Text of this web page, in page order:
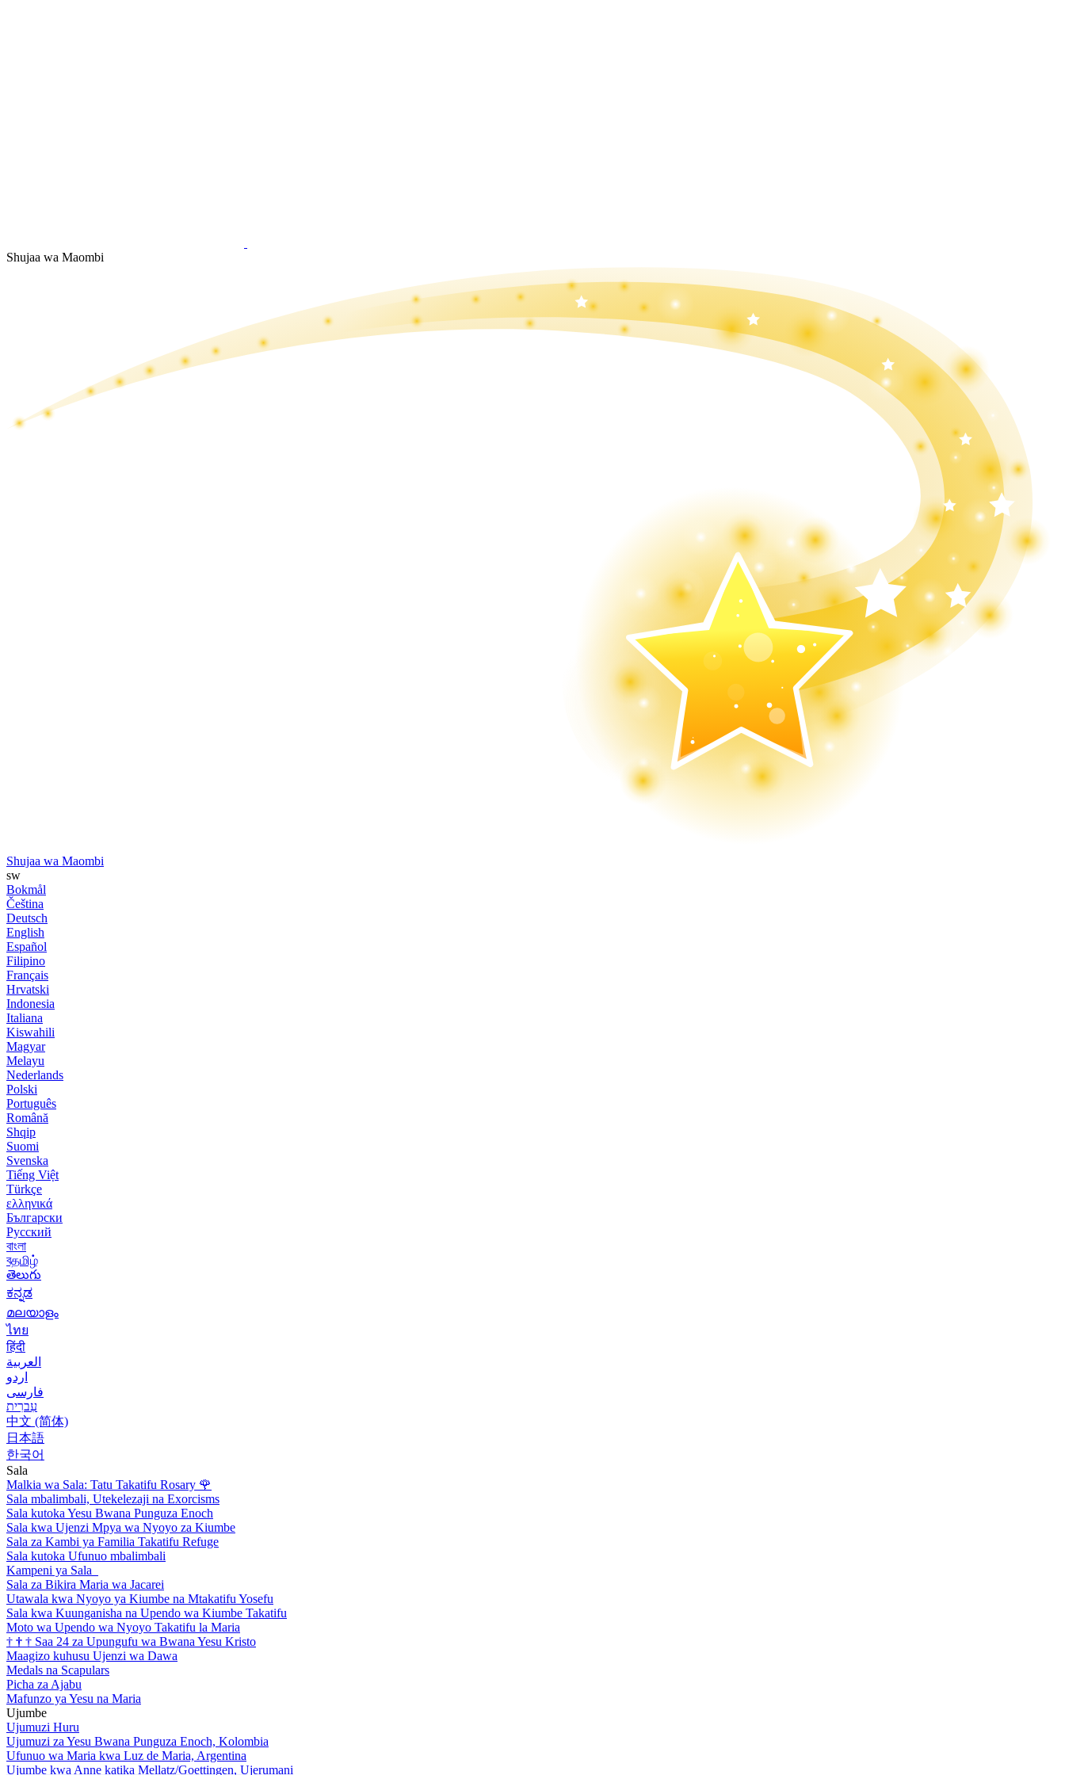
Shujaa wa Maombi
Shujaa wa Maombi
sw
Bokmål
Čeština
Deutsch
English
Español
Filipino
Français
Hrvatski
Indonesia
Italiana
Kiswahili
Magyar
Melayu
Nederlands
Polski
Português
Română
Shqip
Suomi
Svenska
Tiếng Việt
Türkçe
ελληνικά
Български
Русский
বাংলা
বதமிழ்
తెలుగు
ಕನ್ನಡ
മലയാളം
ไทย
हिंदी
العربية
اردو
فارسی
עִברִית
中文 (简体)
日本語
한국어
Sala
Malkia wa Sala: Tatu Takatifu Rosary 🌹
Sala mbalimbali, Utekelezaji na Exorcisms
Sala kutoka Yesu Bwana Punguza Enoch
Sala kwa Ujenzi Mpya wa Nyoyo za Kiumbe
Sala za Kambi ya Familia Takatifu Refuge
Sala kutoka Ufunuo mbalimbali
Kampeni ya Sala
Sala za Bikira Maria wa Jacarei
Utawala kwa Nyoyo ya Kiumbe na Mtakatifu Yosefu
Sala kwa Kuunganisha na Upendo wa Kiumbe Takatifu
Moto wa Upendo wa Nyoyo Takatifu la Maria
† † † Saa 24 za Upungufu wa Bwana Yesu Kristo
Maagizo kuhusu Ujenzi wa Dawa
Medals na Scapulars
Picha za Ajabu
Mafunzo ya Yesu na Maria
Ujumbe
Ujumuzi Huru
Ujumuzi za Yesu Bwana Punguza Enoch, Kolombia
Ufunuo wa Maria kwa Luz de Maria, Argentina
Ujumbe kwa Anne katika Mellatz/Goettingen, Ujerumani